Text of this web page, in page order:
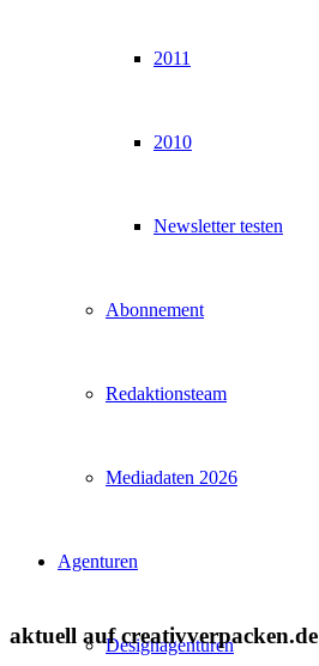
2011
2010
Newsletter testen
Abonnement
Redaktionsteam
Mediadaten 2026
Agenturen
Designagenturen
aktuell auf creativverpacken.de